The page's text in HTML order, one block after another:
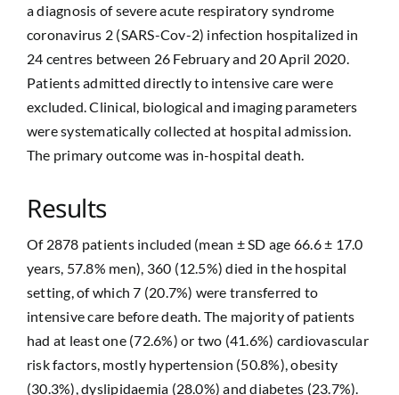
a diagnosis of severe acute respiratory syndrome
coronavirus 2 (SARS-Cov-2) infection hospitalized in
24 centres between 26 February and 20 April 2020.
Patients admitted directly to intensive care were
excluded. Clinical, biological and imaging parameters
were systematically collected at hospital admission.
The primary outcome was in-hospital death.
Results
Of 2878 patients included (mean ± SD age 66.6 ± 17.0
years, 57.8% men), 360 (12.5%) died in the hospital
setting, of which 7 (20.7%) were transferred to
intensive care before death. The majority of patients
had at least one (72.6%) or two (41.6%) cardiovascular
risk factors, mostly hypertension (50.8%), obesity
(30.3%), dyslipidaemia (28.0%) and diabetes (23.7%).